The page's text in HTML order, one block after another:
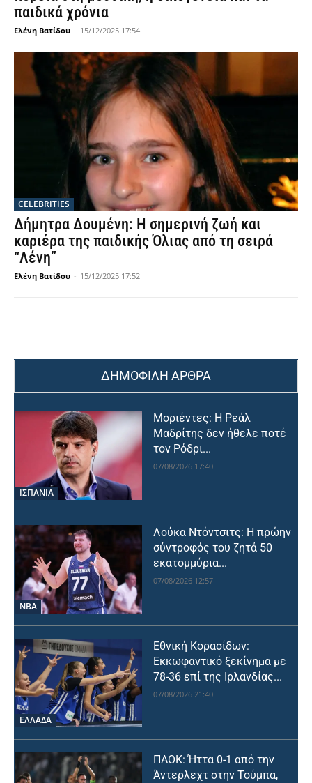
παιδικά χρόνια
Ελένη Βατίδου - 15/12/2025 17:54
CELEBRITIES
Δήμητρα Δουμένη: Η σημερινή ζωή και
καριέρα της παιδικής Όλιας από τη σειρά
“Λένη”
Ελένη Βατίδου - 15/12/2025 17:52
ΔΗΜΟΦΙΛΗ ΑΡΘΡΑ
ΙΣΠΑΝΙΑ
Μοριέντες: Η Ρεάλ
Μαδρίτης δεν ήθελε ποτέ
τον Ρόδρι...
07/08/2026 17:40
NBA
Λούκα Ντόντσιτς: Η πρώην
σύντροφός του ζητά 50
εκατομμύρια...
07/08/2026 12:57
ΕΛΛΑΔΑ
Εθνική Κορασίδων:
Εκκωφαντικό ξεκίνημα με
78-36 επί της Ιρλανδίας...
07/08/2026 21:40
ΠΑΟΚ: Ήττα 0-1 από την
Άντερλεχτ στην Τούμπα,